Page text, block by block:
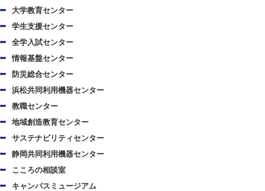
大学教育センター
学生支援センター
全学入試センター
情報基盤センター
防災総合センター
浜松共同利用機器センター
教職センター
地域創造教育センター
サステナビリティセンター
静岡共同利用機器センター
こころの相談室
キャンパスミュージアム